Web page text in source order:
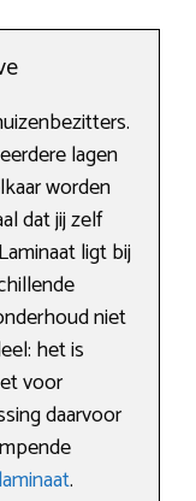
lagen
worden
dat jij zelf
ligt bij
niet
het is
voor
daarvoor
.